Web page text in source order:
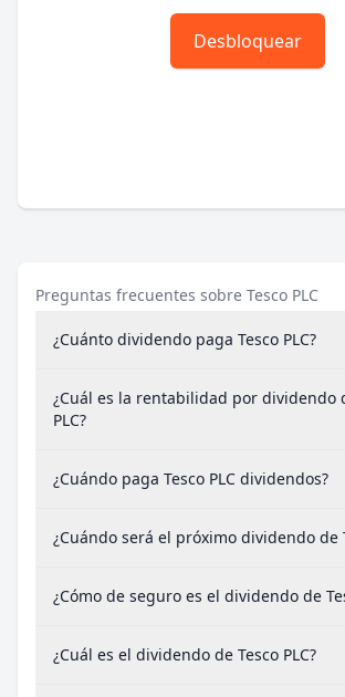
Desbloquear
Preguntas frecuentes sobre Tesco PLC
¿Cuánto dividendo paga Tesco PLC?
¿Cuál es la rentabilidad por dividendo
PLC?
¿Cuándo paga Tesco PLC dividendos?
¿Cuándo será el próximo dividendo de
¿Cómo de seguro es el dividendo de
¿Cuál es el dividendo de Tesco PLC?